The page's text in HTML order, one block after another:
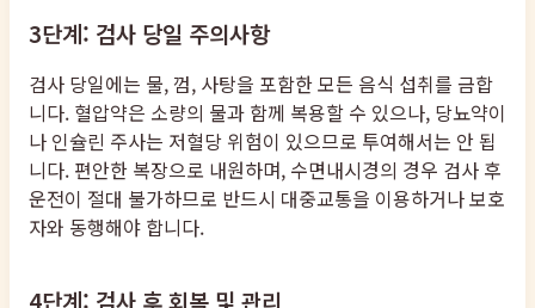
3단계: 검사 당일 주의사항
검사 당일에는 물, 껌, 사탕을 포함한 모든 음식 섭취를 금합
니다. 혈압약은 소량의 물과 함께 복용할 수 있으나, 당뇨약이
나 인슐린 주사는 저혈당 위험이 있으므로 투여해서는 안 됩
니다. 편안한 복장으로 내원하며, 수면내시경의 경우 검사 후
운전이 절대 불가하므로 반드시 대중교통을 이용하거나 보호
자와 동행해야 합니다.
4단계: 검사 후 회복 및 관리